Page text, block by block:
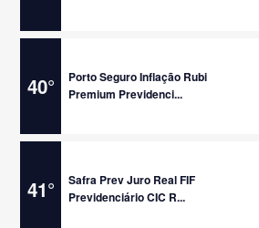
40°
Porto Seguro Inflação Rubi
Premium Previdenci...
41°
Safra Prev Juro Real FIF
Previdenciário CIC R...